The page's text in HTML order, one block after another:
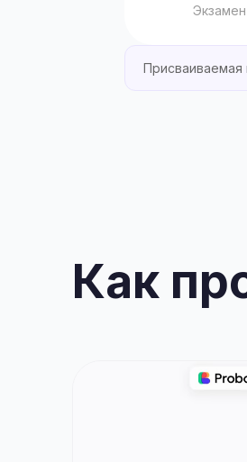
Присваиваемая
Как